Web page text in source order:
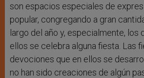
son espacios especiales de
popular, congregando a gran
largo del año y, especialmente, los
ellos se celebra alguna fiesta. Las
devociones que en ellos se
no han sido creaciones de algún